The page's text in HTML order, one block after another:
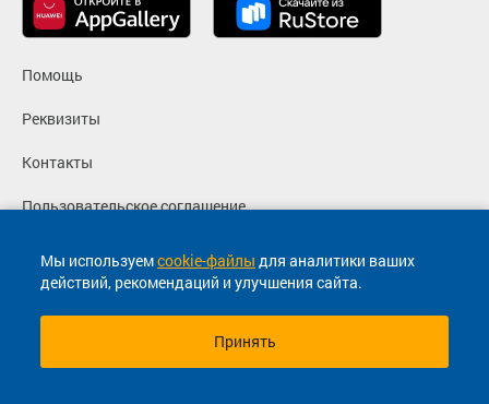
Мы используемcookie-файлы для аналитики ваших
действий, рекомендаций и улучшения сайта.
Принять
Помощь
Реквизиты
Контакты
Пользовательское соглашение
Политика конфиденциальности
Согласие на маркетинговые сообщения
© 2013-2026, ООО "Капитал"- Онлайн сервис продажи